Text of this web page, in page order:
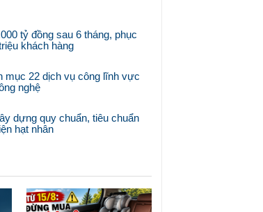
tỷ đồng sau 6 tháng, phục
khách hàng
mục 22 dịch vụ công lĩnh vực
nghệ
dựng quy chuẩn, tiêu chuẩn
hạt nhân